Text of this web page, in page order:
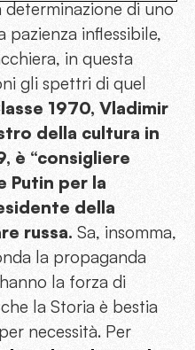
determinazione di uno
pazienza inflessibile,
in questa
gli spettri di quel
1970, Vladimir
della cultura in
è “consigliere
Putin per la
della
russa. Sa, insomma,
la propaganda
la forza di
la Storia è bestia
necessità. Per